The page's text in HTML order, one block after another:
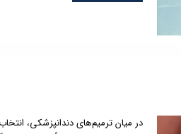
در میان ترمیم‌های دندانپزشکی،